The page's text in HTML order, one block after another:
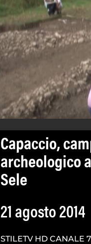
Capaccio,
archeologico
Sele
21 agosto 2014
STILETV HD CANALE